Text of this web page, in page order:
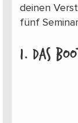
deinen
fünf
1. Das